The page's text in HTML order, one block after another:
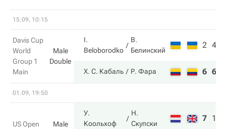
15.09, 10:15
Davis Cup
World
Group 1
Main
Male
Double
I.
Beloborodko
В.
Белинский
2 4
Х. С. Кабаль Р. Фара 6 6
01.09, 19:50
US Open
Male
У.
Коольхоф
Н.
Скупски
7 1